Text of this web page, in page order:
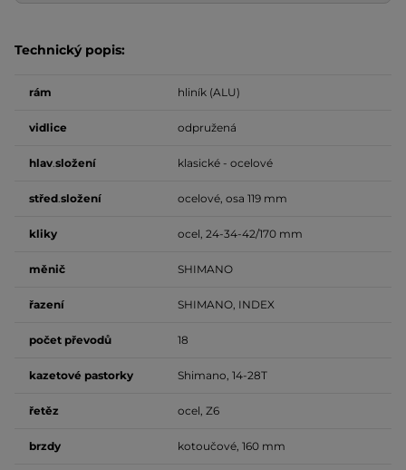
Technický popis:
rám hliník (ALU)
vidlice odpružená
hlav.složení klasické - ocelové
střed.složení ocelové, osa 119 mm
kliky ocel, 24-34-42/170 mm
měnič SHIMANO
řazení SHIMANO, INDEX
počet převodů 18
kazetové pastorky Shimano, 14-28T
řetěz ocel, Z6
brzdy kotoučové, 160 mm